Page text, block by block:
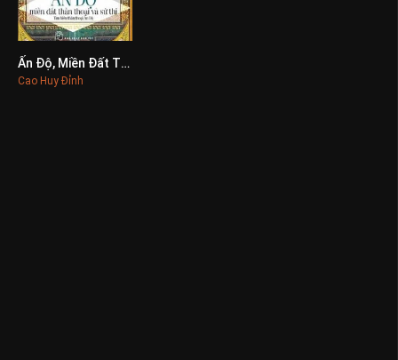
0Ấn Độ, Miền Đất Thần Thoại Và Sử Thi
Cao Huy Đỉnh